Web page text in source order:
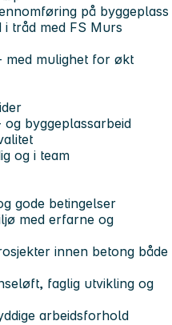
på byggeplass
tråd med FS Murs
med mulighet for økt
byggeplassarbeid
og i team
gode betingelser
med erfarne og
innen betong både
faglig utvikling og
arbeidsforhold